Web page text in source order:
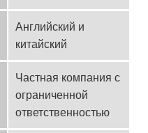
Английский и
китайский
Частная компания с
ограниченной
ответственностью